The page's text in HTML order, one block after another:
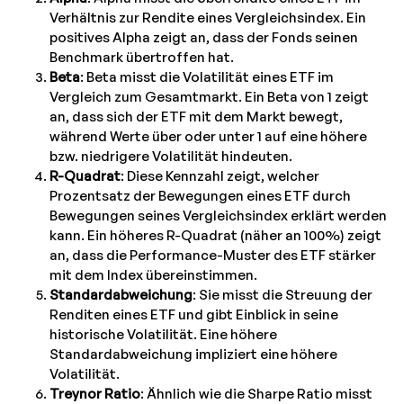
Verhältnis zur Rendite eines Vergleichsindex. Ein
positives Alpha zeigt an, dass der Fonds seinen
Benchmark übertroffen hat.
Beta: Beta misst die Volatilität eines ETF im
Vergleich zum Gesamtmarkt. Ein Beta von 1 zeigt
an, dass sich der ETF mit dem Markt bewegt,
während Werte über oder unter 1 auf eine höhere
bzw. niedrigere Volatilität hindeuten.
R-Quadrat: Diese Kennzahl zeigt, welcher
Prozentsatz der Bewegungen eines ETF durch
Bewegungen seines Vergleichsindex erklärt werden
kann. Ein höheres R-Quadrat (näher an 100%) zeigt
an, dass die Performance-Muster des ETF stärker
mit dem Index übereinstimmen.
Standardabweichung: Sie misst die Streuung der
Renditen eines ETF und gibt Einblick in seine
historische Volatilität. Eine höhere
Standardabweichung impliziert eine höhere
Volatilität.
Treynor Ratio: Ähnlich wie die Sharpe Ratio misst